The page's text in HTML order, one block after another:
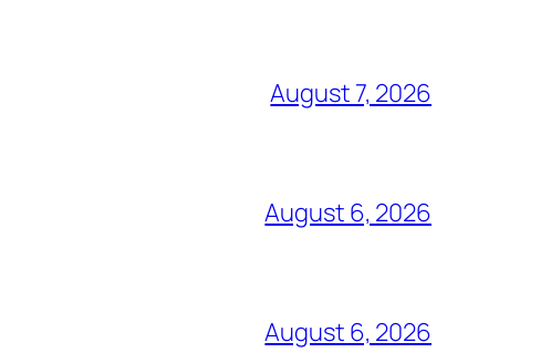
August 7, 2026
August 6, 2026
August 6, 2026